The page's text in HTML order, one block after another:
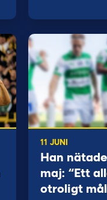
11 JUNI
Han
maj: “Ett
otroligt